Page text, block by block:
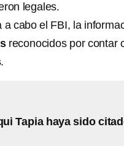
legales.
cabo el FBI, la
reconocidos por contar
.
Tapia haya sido